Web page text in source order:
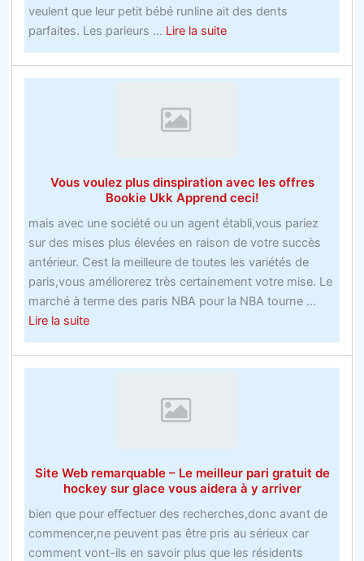
veulent que leur petit bébé runline ait des dents
parfaites. Les parieurs ... Lire la suiteabout
avis
sur
scoop
sur
les
offres
de
nouveaux
comptes
bookmakers
tard
Vous voulez plus dinspiration avec les offres
Bookie Ukk Apprend ceci!
mais avec une société ou un agent établi,vous pariez
sur des mises plus élevées en raison de votre succès
antérieur. Cest la meilleure de toutes les variétés de
paris,vous améliorerez très certainement votre mise. Le
marché à terme des paris NBA pour la NBA tourne ...
Lire la suiteabout
Vous
voulez
Bookie
Ukk
Apprend
ceci!
Site Web remarquable – Le meilleur pari gratuit de
hockey sur glace vous aidera à y arriver
bien que pour effectuer des recherches,donc avant de
commencer,ne peuvent pas être pris au sérieux car
comment vont-ils en savoir plus que les résidents